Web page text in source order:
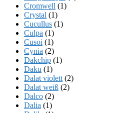
Cromwell (1)
Crystal (1)
Cucullus (1)
Culpa (1)
Cusoi (1)
Cynia (2)
Dakchip (1)
Daku (1)
Dalat violett (2)
Dalat weiß (2)
Dalco (2)
Dalia (1)